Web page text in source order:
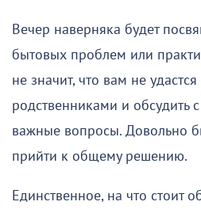
Вечер наверняка будет
бытовых проблем или
не значит, что вам не
родственниками и обсудить
важные вопросы. Довольно
прийти к общему решению.
Единственное, на что стоит